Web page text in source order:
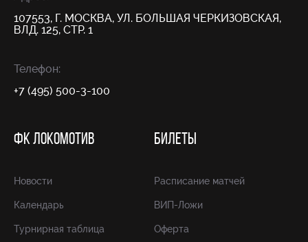
107553, Г. МОСКВА, УЛ. БОЛЬШАЯ ЧЕРКИЗОВСКАЯ,
ВЛД. 125, СТР. 1
Телефон:
+7 (495) 500-3-100
ФК ЛОКОМОТИВ
Новости
Календарь
Турнирная таблица
БИЛЕТЫ
Расписание матчей
ВИП-Ложи
Оферта